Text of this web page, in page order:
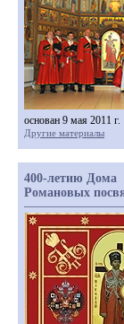
основан 9 мая 2011 г.
Другие материалы
400-летию Дома
Романовых